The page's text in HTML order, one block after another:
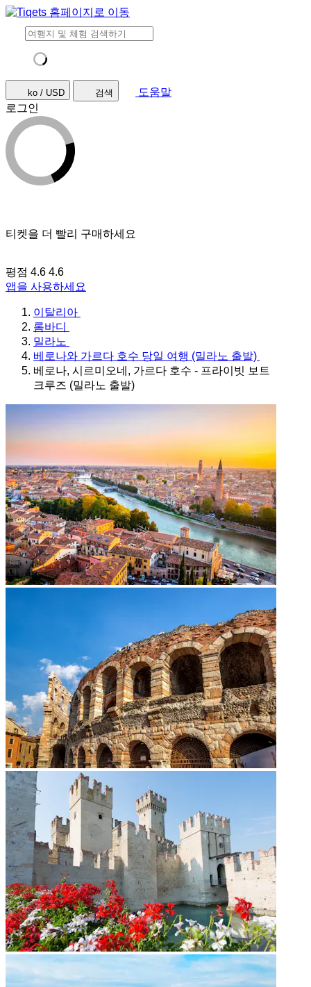
ko / USD 검색
도움말
로그인
티켓을 더 빨리 구매하세요
평점 4.6 4.6
앱을 사용하세요
이탈리아
롬바디
밀라노
베로나와 가르다 호수 당일 여행 (밀라노 출발)
베로나, 시르미오네, 가르다 호수 - 프라이빗 보트
크루즈 (밀라노 출발)